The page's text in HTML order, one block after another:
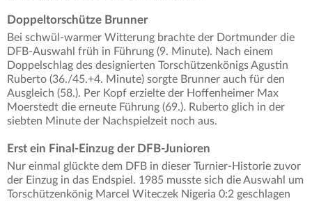
Doppeltorschütze Brunner
Bei schwül-warmer Witterung brachte der Dortmunder die
DFB-Auswahl früh in Führung (9. Minute). Nach einem
Doppelschlag des designierten Torschützenkönigs Agustin
Ruberto (36./45.+4. Minute) sorgte Brunner auch für den
Ausgleich (58.). Per Kopf erzielte der Hoffenheimer Max
Moerstedt die erneute Führung (69.). Ruberto glich in der
siebten Minute der Nachspielzeit noch aus.
Erst ein Final-Einzug der DFB-Junioren
Nur einmal glückte dem DFB in dieser Turnier-Historie zuvor
der Einzug in das Endspiel. 1985 musste sich die Auswahl um
Torschützenkönig Marcel Witeczek Nigeria 0:2 geschlagen